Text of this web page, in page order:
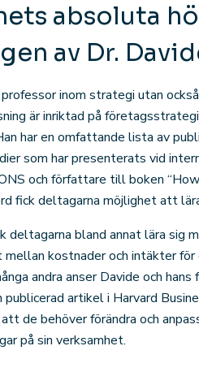
absoluta
av Dr.
inom strategi utan
är inriktad på
har en omfattande lista av
som har presenterats vid
och författare till boken
fick deltagarna möjlighet att
deltagarna bland annat lära sig
mellan kostnader och intäkter
andra anser Davide och
publicerad artikel i Harvard
de behöver förändra och
på sin verksamhet.